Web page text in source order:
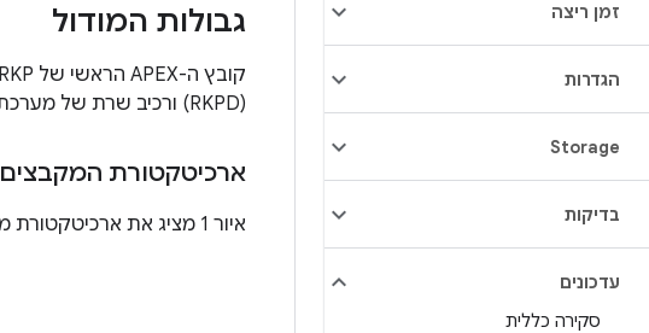
זמן ריצה
הגדרות
Storage
בדיקות
עדכונים
סקירה כללית
גבולות המודול
קובץ ה-APEX הראשי של RKP‏,
(RKPD) ורכיב שרת של מערכת הקצאת הרשאות מרחוק (שנבנה באמצעות Java).
ארכיטקטורת המקבצים
איור 1 מציג את ארכיטקטורת מחסנית ה-RKP.